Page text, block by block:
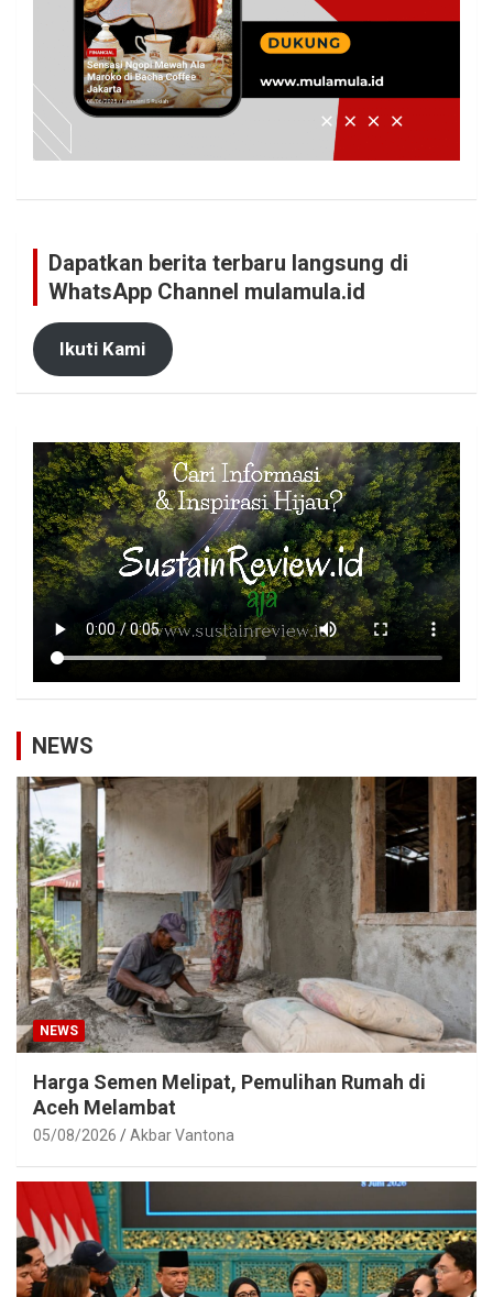
Dapatkan berita terbaru langsung di
WhatsApp Channel mulamula.id
Ikuti Kami
NEWS
NEWS
Harga Semen Melipat, Pemulihan Rumah di
Aceh Melambat
05/08/2026 Akbar Vantona